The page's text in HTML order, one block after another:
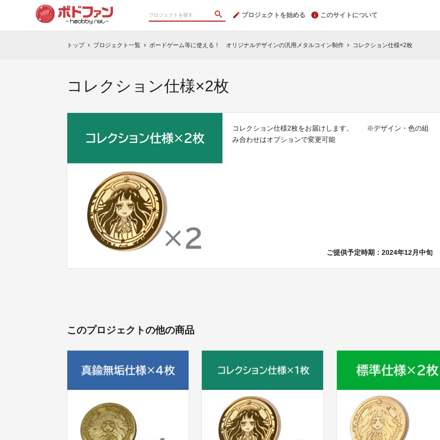
プロジェクトを始める このサイトについて
トップ chevron_right プロジェクト一覧 chevron_right ボードゲーム等に使える！ オリジナルデザインの汎用メタルコイン制作 chevron_right コレクション仕様×2枚
コレクション仕様×2枚
コレクション仕様2枚をお届けします。 ※デザイン・色の組
み合わせはオプションで変更可能
ご提供予定時期：2024年12月中旬
このプロジェクトの他の商品